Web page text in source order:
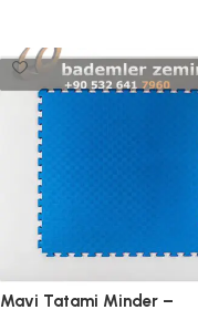
Mavi Tatami Minder –